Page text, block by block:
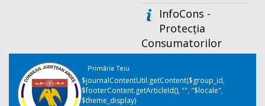
InfoCons -
Protecția
Consumatorilor
Primăria Teiu
$journalContentUtil.getContent($group_id,
$footerContent.getArticleId(), "", "$locale",
$theme_display)